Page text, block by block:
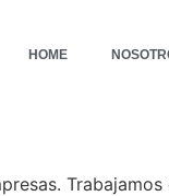
HOME